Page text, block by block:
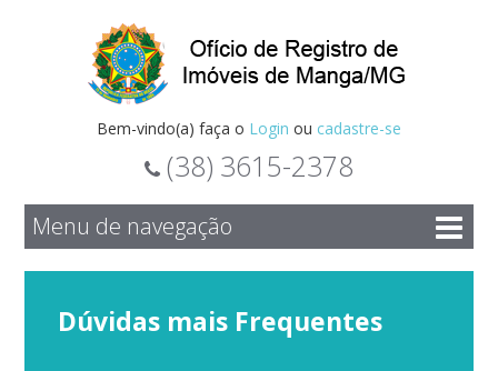
Bem-vindo(a) faça o Login ou cadastre-se
(38) 3615-2378
Menu de navegação
Dúvidas mais Frequentes